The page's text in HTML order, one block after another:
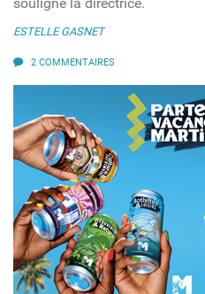
ESTELLE GASNET
2 COMMENTAIRES